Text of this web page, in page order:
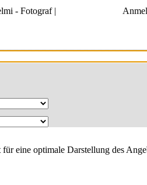
eine optimale Darstellung des